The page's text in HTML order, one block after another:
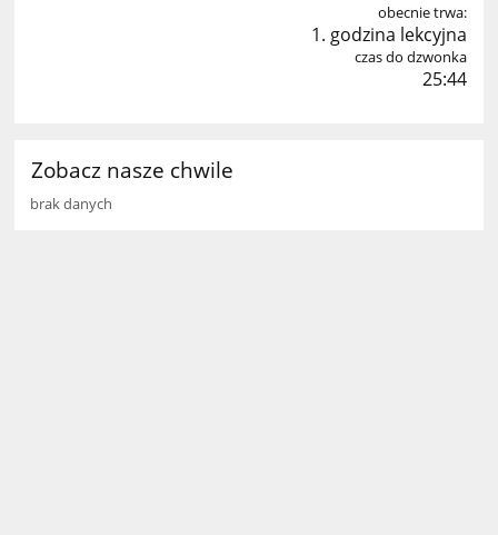
obecnie trwa:
1. godzina lekcyjna
czas do dzwonka
25:44
Zobacz nasze chwile
brak danych